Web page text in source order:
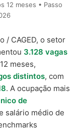
12 meses • Passo
/ CAGED, o setor
3.128 vagas
meses,
distintos, com
. A ocupação mais
de
salário médio de